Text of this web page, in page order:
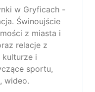
w Gryficach -
Świnoujście
z miasta i
relacje z
kulturze i
sportu,
wideo.